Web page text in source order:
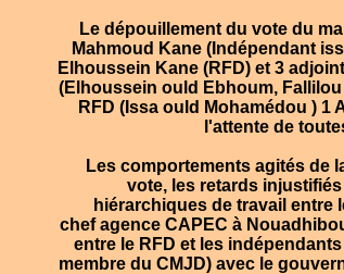
Le dépouillement du vote du
Mahmoud Kane (Indépendant
Elhoussein Kane (RFD) et 3
(Elhoussein ould Ebhoum,
RFD (Issa ould Mohamédou ) 1
l'attente de
Les comportements agités de
vote, les retards
hiérarchiques de travail entre
chef agence CAPEC à
entre le RFD et les
membre du CMJD) avec le